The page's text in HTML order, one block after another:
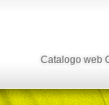
Catalogo web